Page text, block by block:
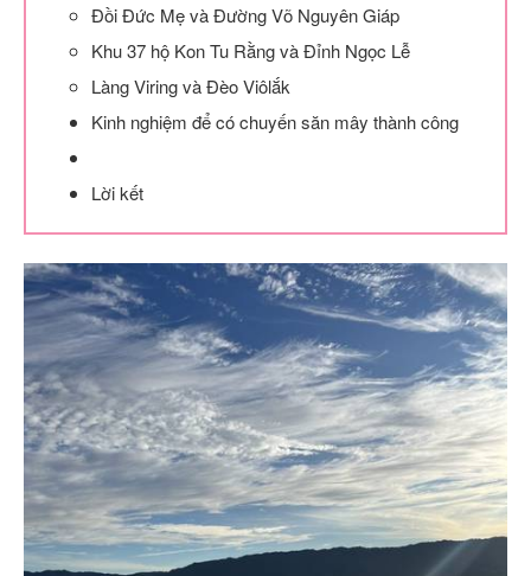
Đồi Đức Mẹ và Đường Võ Nguyên Giáp
Khu 37 hộ Kon Tu Rằng và Đỉnh Ngọc Lễ
Làng Viring và Đèo Viôlắk
Kinh nghiệm để có chuyến săn mây thành công
Lời kết